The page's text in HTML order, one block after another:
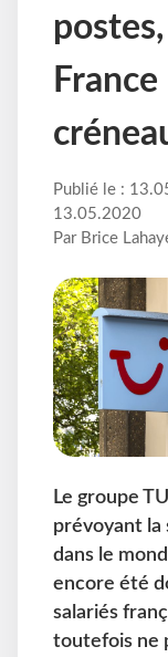
postes,
Publié le :
13.05.2020
Par Brice
Le groupe
prévoyant la
dans le
encore été
salariés
toutefois ne